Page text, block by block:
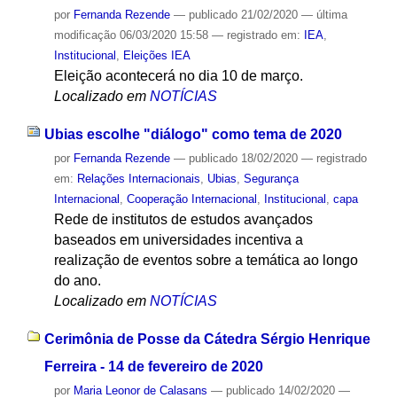
por Fernanda Rezende — publicado21/02/2020 — última
modificação06/03/2020 15:58 — registrado em: IEA,
Institucional , Eleições IEA
Eleição acontecerá no dia 10 de março.
Localizado em NOTÍCIAS
Ubias escolhe "diálogo" como tema de 2020
por Fernanda Rezende — publicado18/02/2020 — registrado
em: Relações Internacionais, Ubias, Segurança
Internacional , Cooperação Internacional , Institucional , capa
Rede de institutos de estudos avançados
baseados em universidades incentiva a
realização de eventos sobre a temática ao longo
do ano.
Localizado em NOTÍCIAS
Cerimônia de Posse da Cátedra Sérgio Henrique
Ferreira - 14 de fevereiro de 2020
por Maria Leonor de Calasans — publicado14/02/2020 —